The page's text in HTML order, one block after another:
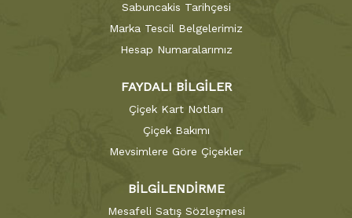
Sabuncakis Tarihçesi
Marka Tescil Belgelerimiz
Hesap Numaralarımız
FAYDALI BİLGİLER
Çiçek Kart Notları
Çiçek Bakımı
Mevsimlere Göre Çiçekler
BİLGİLENDİRME
Mesafeli Satış Sözleşmesi